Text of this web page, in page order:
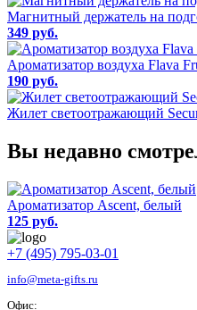
Магнитный держатель на
349 руб.
Ароматизатор воздуха Flava
190 руб.
Жилет светоотражающий
Вы недавно
Ароматизатор Ascent, белый
125 руб.
+7 (495) 795-03-01
info@meta-gifts.ru
Офис: